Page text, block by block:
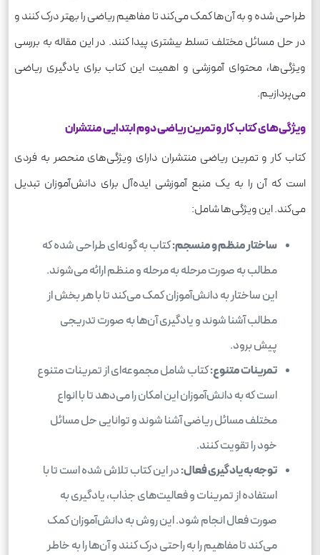
طراحی شده و به آن‌ها کمک می‌کند تا مفاهیم ریاضی را بهتر درک کنند و
در حل مسائل مختلف تسلط بیشتری پیدا کنند. در این مقاله به بررسی
ویژگی‌ها، محتوای آموزشی و اهمیت این کتاب برای یادگیری ریاضی
می‌پردازیم.
ویژگی‌های کتاب کار و تمرین ریاضی دوم ابتدایی منتشران
کتاب کار و تمرین ریاضی منتشران دارای ویژگی‌های منحصر به فردی
است که آن را به یک منبع آموزشی ایده‌آل برای دانش‌آموزان تبدیل
می‌کند. این ویژگی‌ها شامل:
ساختار منظم و منسجم:کتاب به گونه‌ای طراحی شده که
مطالب به صورت مرحله به مرحله و منظم ارائه می‌شوند.
این ساختار به دانش‌آموزان کمک می‌کند تا با هر بخش از
مطالب آشنا شوند و یادگیری آن‌ها به صورت تدریجی
پیش برود.
تمرینات متنوع:کتاب شامل مجموعه‌ای از تمرینات متنوع
است که به دانش‌آموزان این امکان را می‌دهد تا با انواع
مختلف مسائل ریاضی آشنا شوند و توانایی حل مسائل
خود را تقویت کنند.
توجه به یادگیری فعال:در این کتاب تلاش شده است تا با
استفاده از تمرینات و فعالیت‌های جذاب، یادگیری به
صورت فعال انجام شود. این روش به دانش‌آموزان کمک
می‌کند تا مفاهیم را به راحتی درک کنند و آن‌ها را به خاطر